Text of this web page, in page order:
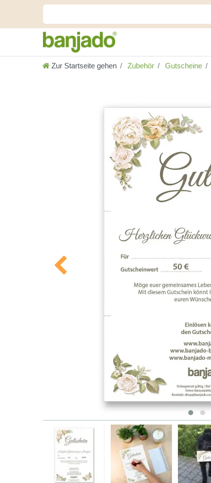
Zur Startseite gehen Zubehör Gutscheine